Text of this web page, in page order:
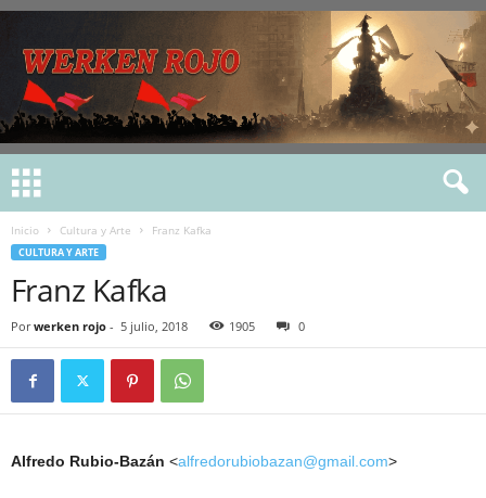
Inicio Cultura y Arte Franz Kafka
CULTURA Y ARTE
Franz Kafka
Por werken rojo - 5 julio, 2018 1905 0
Alfredo Rubio-Bazán <alfredorubiobazan@gmail.com>